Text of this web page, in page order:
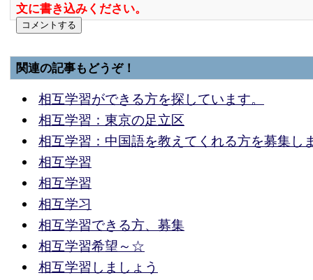
文に書き込みください。
関連の記事もどうぞ！
相互学習ができる方を探しています。
相互学習：東京の足立区
相互学習：中国語を教えてくれる方を募集し
相互学習
相互学習
相互学习
相互学習できる方、募集
相互学習希望～☆
相互学習しましょう